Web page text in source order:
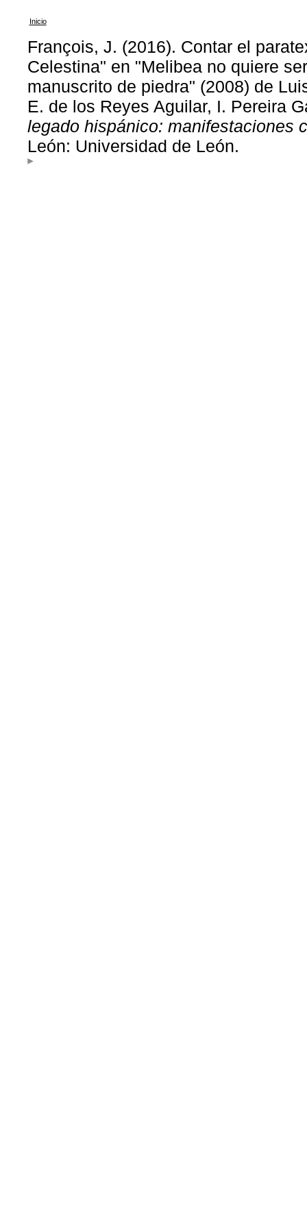
Inicio
François, J. (2016). Contar el
Celestina" en "Melibea no quiere
manuscrito de piedra" (2008) de
E. de los Reyes Aguilar, I. Pereira
legado hispánico: manifestaciones
León: Universidad de León.